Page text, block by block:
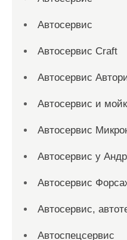
Автосервис
Автосервис Craft
Автосервис
Автосервис и
Автосервис
Автосервис у
Автосервис
Автосервис,
Автоспецсервис